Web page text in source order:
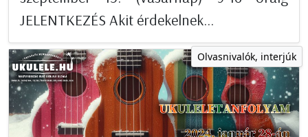
JELENTKEZÉS Akit érdekelnek...
Olvasnivalók, interjúk